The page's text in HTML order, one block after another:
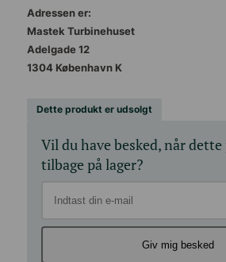
Adressen er:
Mastek Turbinehuset
Adelgade 12
1304 København K
Dette produkt er udsolgt
Vil du have besked, når
tilbage på lager?
Giv mig besked